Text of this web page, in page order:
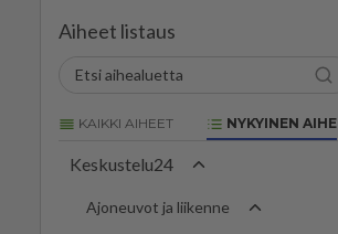
Aiheet listaus
KAIKKI AIHEET NYKYINEN AIHE
Keskustelu24
Ajoneuvot ja liikenne